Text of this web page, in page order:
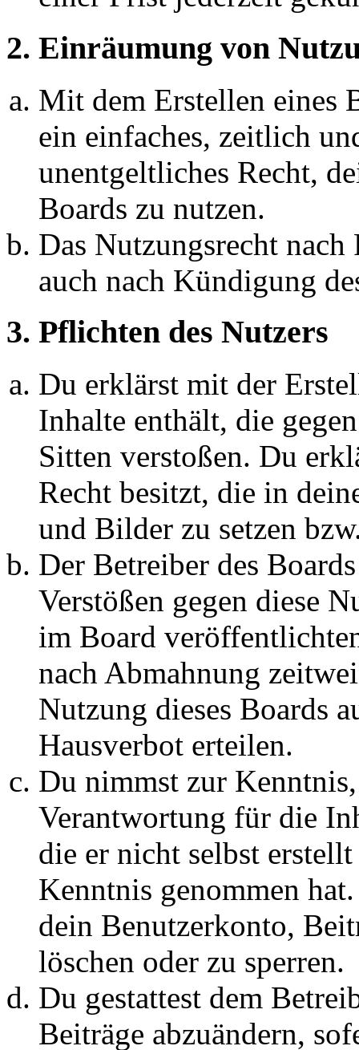
2. Einräumung von
Mit dem Erstellen eines
ein einfaches, zeitlich
unentgeltliches Recht,
Boards zu nutzen.
Das Nutzungsrecht
auch nach Kündigung
3. Pflichten des Nutzers
Du erklärst mit der
Inhalte enthält, die
Sitten verstoßen. Du
Recht besitzt, die in
und Bilder zu setzen
Der Betreiber des
Verstößen gegen diese
im Board
nach Abmahnung
Nutzung dieses Boards
Hausverbot erteilen.
Du nimmst zur
Verantwortung für die
die er nicht selbst
Kenntnis genommen
dein Benutzerkonto,
löschen oder zu sperren.
Du gestattest dem
Beiträge abzuändern,